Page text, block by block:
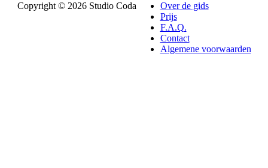
Copyright © 2026 Studio Coda
Over de gids
Prijs
F.A.Q.
Contact
Algemene voorwaarden